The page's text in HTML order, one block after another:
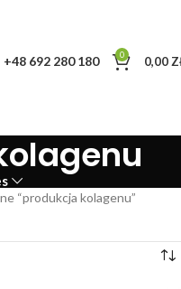
+48 692 280 180 0 0,00
“produkcja kolagenu”